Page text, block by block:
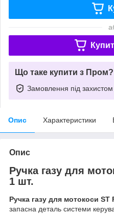
Що таке купити з Пром?
Замовлення під захистом
Опис Характеристики
Опис
Ручка газу для
1 шт.
Ручка газу для мотокоси
запасна деталь системи